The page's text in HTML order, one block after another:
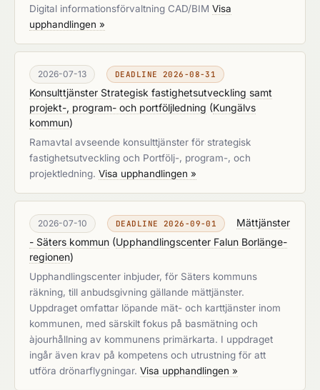
Digital informationsförvaltning CAD/BIM Visa
upphandlingen »
2026-07-13 DEADLINE 2026-08-31
Konsulttjänster Strategisk fastighetsutveckling samt
projekt-, program- och portföljledning (Kungälvs
kommun)
Ramavtal avseende konsulttjänster för strategisk
fastighetsutveckling och Portfölj-, program-, och
projektledning. Visa upphandlingen »
2026-07-10 DEADLINE 2026-09-01
Mättjänster
- Säters kommun (Upphandlingscenter Falun Borlänge-
regionen)
Upphandlingscenter inbjuder, för Säters kommuns
räkning, till anbudsgivning gällande mättjänster.
Uppdraget omfattar löpande mät- och karttjänster inom
kommunen, med särskilt fokus på basmätning och
àjourhållning av kommunens primärkarta. I uppdraget
ingår även krav på kompetens och utrustning för att
utföra drönarflygningar. Visa upphandlingen »